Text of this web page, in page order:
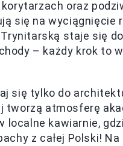
oraz
się na wyciągnięcie
staje się
– każdy krok to
się tylko do
tworzą atmosferę
localne kawiarnie,
z całej Polski! Na